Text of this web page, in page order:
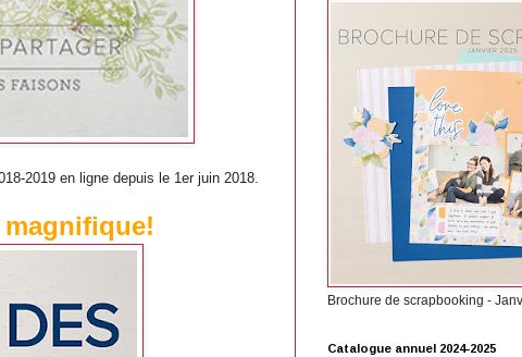
2019 en ligne depuis le 1er juin 2018.
Brochure de scrapbooking -
Catalogue annuel 2024-2025